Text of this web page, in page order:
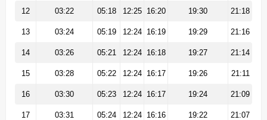
12 03:22 05:18 12:25 16:20 19:30 21:18
13 03:24 05:19 12:24 16:19 19:29 21:16
14 03:26 05:21 12:24 16:18 19:27 21:14
15 03:28 05:22 12:24 16:17 19:26 21:11
16 03:30 05:23 12:24 16:17 19:24 21:09
17 03:31 05:24 12:24 16:16 19:22 21:07